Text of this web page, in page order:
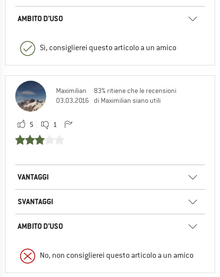
AMBITO D’USO
Sì, consiglierei questo articolo a un amico
Maximilian
03.03.2016
83% ritiene che le recensioni
di Maximilian siano utili
5 1
VANTAGGI
SVANTAGGI
AMBITO D’USO
No, non consiglierei questo articolo a un amico